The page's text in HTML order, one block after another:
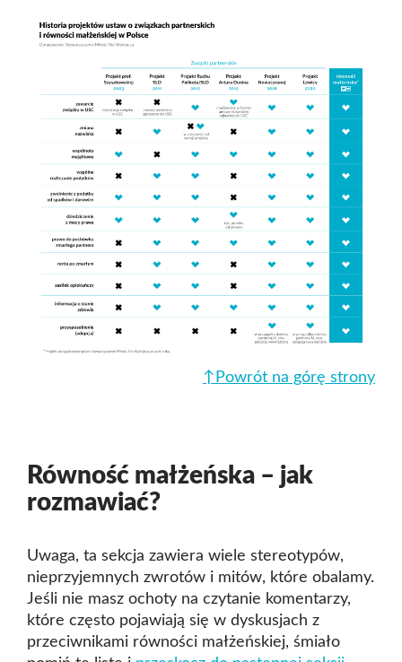
↑Powrót na górę strony
Równość małżeńska – jak
rozmawiać?
Uwaga, ta sekcja zawiera wiele stereotypów,
nieprzyjemnych zwrotów i mitów, które obalamy.
Jeśli nie masz ochoty na czytanie komentarzy,
które często pojawiają się w dyskusjach z
przeciwnikami równości małżeńskiej, śmiało